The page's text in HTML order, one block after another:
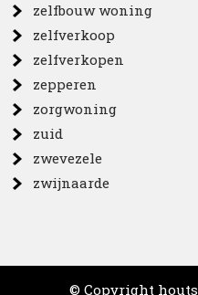
zelfbouw woning
zelfverkoop
zelfverkopen
zepperen
zorgwoning
zuid
zwevezele
zwijnaarde
© Copyright